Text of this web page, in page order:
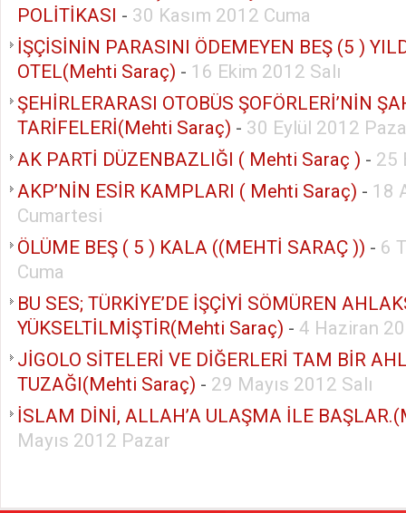
POLİTİKASI - 30 Kasım 2012 Cuma
İŞÇİSİNİN PARASINI ÖDEMEYEN BEŞ (5 )
OTEL(Mehti Saraç) - 16 Ekim 2012 Salı
ŞEHİRLERARASI OTOBÜS ŞOFÖRLERİ’NİN
TARİFELERİ(Mehti Saraç) - 30 Eylül 2012
AK PARTİ DÜZENBAZLIĞI ( Mehti Saraç ) - 25
AKP’NİN ESİR KAMPLARI ( Mehti Saraç) - 18
Cumartesi
ÖLÜME BEŞ ( 5 ) KALA ((MEHTİ SARAÇ )) - 6
Cuma
BU SES; TÜRKİYE’DE İŞÇİYİ SÖMÜREN
YÜKSELTİLMİŞTİR(Mehti Saraç) - 4 Haziran
JİGOLO SİTELERİ VE DİĞERLERİ TAM BİR
TUZAĞI(Mehti Saraç) - 29 Mayıs 2012 Salı
İSLAM DİNİ, ALLAH’A ULAŞMA İLE
Mayıs 2012 Pazar